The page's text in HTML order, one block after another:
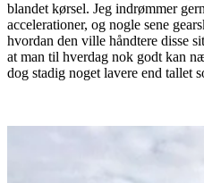
blandet kørsel. Jeg indrømmer
accelerationer, og nogle sene
hvordan den ville håndtere disse
at man til hverdag nok godt kan
dog stadig noget lavere end tallet